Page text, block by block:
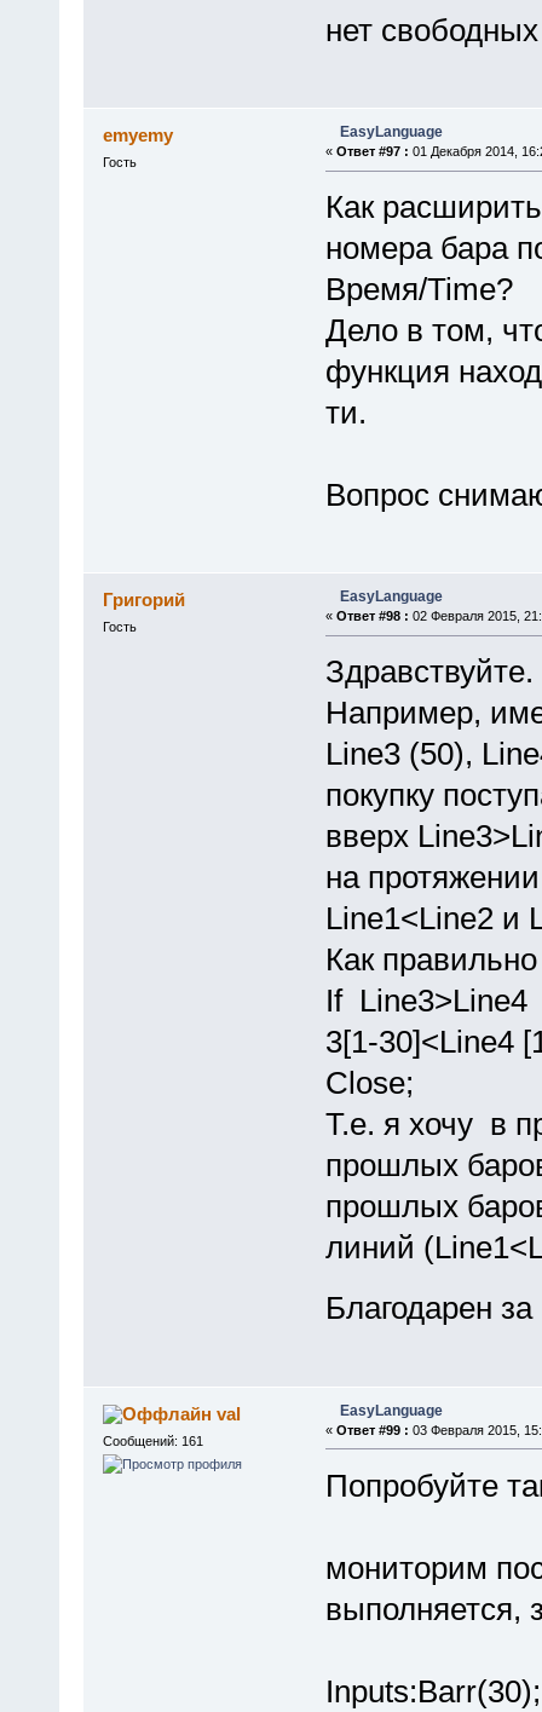
нет
emyemy
Гость
EasyLanguage
« Ответ #97 : 01 Декабря 2014,
Как
номера бара
Время/Time?
Дело в том,
функция
ти.
Вопрос
Григорий
Гость
EasyLanguage
« Ответ #98 : 02 Февраля 2015,
Например,
Line3 (50),
покупку
вверх
на
Line1<Line2 и
Как
If Line3>Line4
3[1-30]<Line4
Close;
Т.е. я хочу в
прошлых
прошлых
линий
Благодарен за
val
Сообщений: 161
EasyLanguage
« Ответ #99 : 03 Февраля 2015,
Попробуйте
мониторим
выполняется,
Inputs:Barr(30);